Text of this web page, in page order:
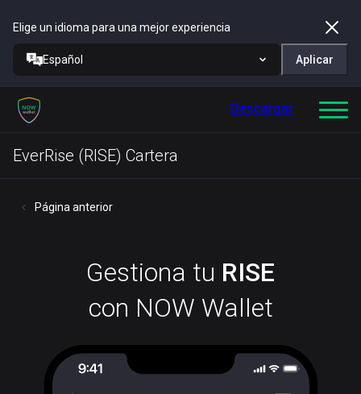
Elige un idioma para una mejor experiencia
Español Aplicar
Descargar
EverRise (RISE) Cartera
Página anterior
Gestiona tu RISE
con NOW Wallet